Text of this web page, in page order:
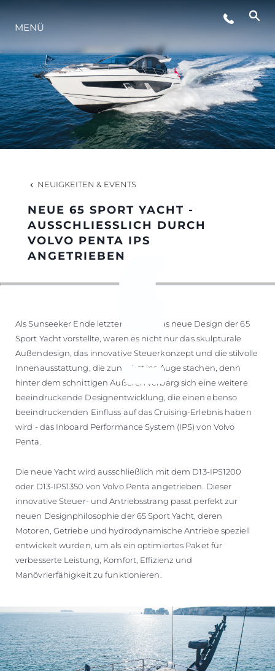
LIFESTYLE
INNOVATION
DIE FIRMA
DAS TEAM
GESCHICHTE
MENÜ
NEUIGKEITEN & EVENTS
NEUE 65 SPORT YACHT -
AUSSCHLIESSLICH DURCH
VOLVO PENTA IPS
ANGETRIEBEN
Als Sunseeker Ende letzten Jahres das neue Design der 65
Sport Yacht vorstellte, waren es nicht nur das skulpturale
Außendesign, das innovative Steuerkonzept und die stilvolle
Innenausstattung, die zunächst ins Auge stachen, denn
hinter dem schnittigen Äußeren verbarg sich eine weitere
beeindruckende Designentwicklung, die einen ebenso
beeindruckenden Einfluss auf das Cruising-Erlebnis haben
wird - das Inboard Performance System (IPS) von Volvo
Penta.
Die neue Yacht wird ausschließlich mit dem D13-IPS1200
oder D13-IPS1350 von Volvo Penta angetrieben. Dieser
innovative Steuer- und Antriebsstrang passt perfekt zur
neuen Designphilosophie der 65 Sport Yacht, deren
Motoren, Getriebe und hydrodynamische Antriebe speziell
entwickelt wurden, um als ein optimiertes Paket für
verbesserte Leistung, Komfort, Effizienz und
Manövrierfähigkeit zu funktionieren.